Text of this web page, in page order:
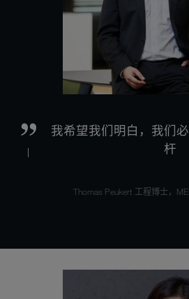
我希望我们明白，我们
杆
Thomas Peukert 工程博士，